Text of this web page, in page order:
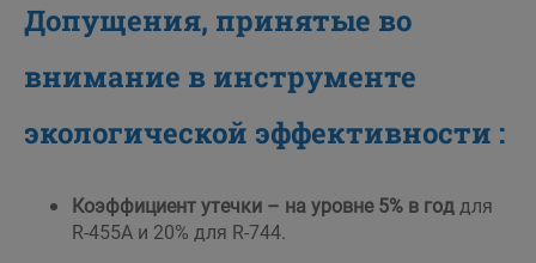
Допущения, принятые во
внимание в инструменте
экологической эффективности :
Коэффициент утечки – на уровне 5% в годдля
R-455A и 20% для R-744.